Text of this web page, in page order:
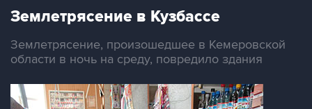
Землетрясение в Кузбассе
Землетрясение, произошедшее в Кемеровской
области в ночь на среду, повредило здания